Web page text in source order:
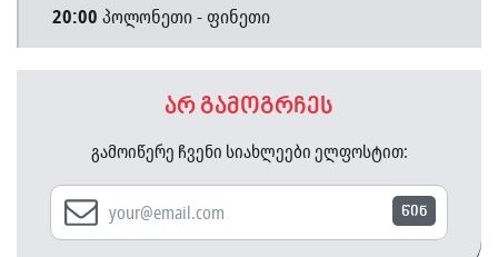
20:00 პოლონეთი - ფინეთი
არ გამოგრჩეს
გამოიწერე ჩვენი სიახლეები ელფოსტით:
წინ